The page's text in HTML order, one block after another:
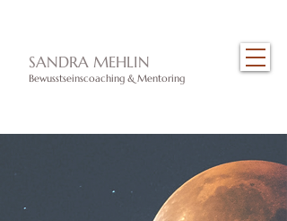
​SANDRA MEHLIN
Bewusstseinscoaching & Mentoring